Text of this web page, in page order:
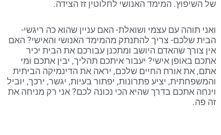
של השיפוץ. המימד האנושי לחלוטין זז הצידה.
ואני תוהה עם עצמי ושואלת- האם עניין שהוא כה ריגשי-
הבית שלכם- צריך להתנתק מהמימד האנושי והאישי? האם
אין צורך שהאדם היושב ומתכנן עבורכם את הבית יכיר
אתכם באופן אישי? יעבור איתכם תהליך, יבין אתכם ומי
אתם, את אורח החיים שלכם, יראה את הדינמיקה הביתית
והמשפחתית, יציע פתרונות, יפתור בעיות, יגשר, ירכך, יוביל
וינחה אתכם בדרך שהיא הכי נכונה לכם? אני רק מניחה את
זה פה.